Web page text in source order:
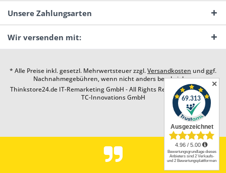
Unsere Zahlungsarten
Wir versenden mit:
* Alle Preise inkl. gesetzl. Mehrwertsteuer zzgl.Versandkosten und ggf.
Nachnahmegebühren, wenn nicht anders beschrieben
Thinkstore24.de IT-Remarketing GmbH - All Rights Reserved. Design by
TC-Innovations GmbH
✕